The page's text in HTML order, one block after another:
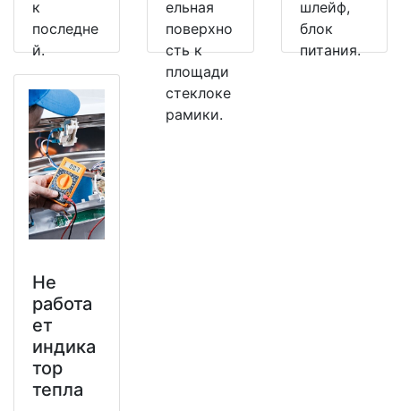
к
последне
й.
ельная
поверхно
сть к
площади
стеклоке
рамики.
шлейф,
блок
питания.
Не
работа
ет
индика
тор
тепла